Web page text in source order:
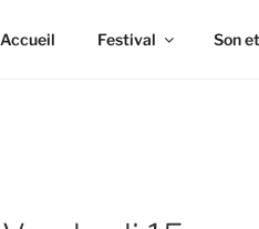
Accueil Festival Son